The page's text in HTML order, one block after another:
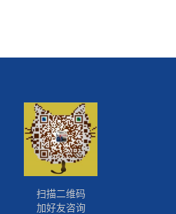
扫描二维码
加好友咨询